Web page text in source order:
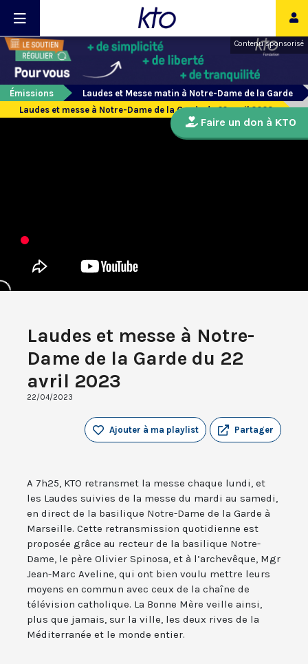
Contenu sponsorisé
Émissions
Laudes et Messe matin à Notre-Dame de la Garde
Laudes et messe à Notre-Dame de la Garde du 22 avril 2023
Laudes et messe à Notre-
Dame de la Garde du 22
avril 2023
22/04/2023
Partager
Ajouter à ma playlist
A 7h25, KTO retransmet la messe chaque lundi, et
les Laudes suivies de la messe du mardi au samedi,
en direct de la basilique Notre-Dame de la Garde à
Marseille. Cette retransmission quotidienne est
proposée grâce au recteur de la basilique Notre-
Dame, le père Olivier Spinosa, et à l’archevêque, Mgr
Jean-Marc Aveline, qui ont bien voulu mettre leurs
moyens en commun avec ceux de la chaîne de
télévision catholique. La Bonne Mère veille ainsi,
plus que jamais, sur la ville, les deux rives de la
Méditerranée et le monde entier.
Faire un don à KTO